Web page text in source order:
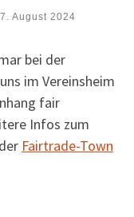
August 2024
bei der
im Vereinsheim
fair
Infos zum
Fairtrade-Town